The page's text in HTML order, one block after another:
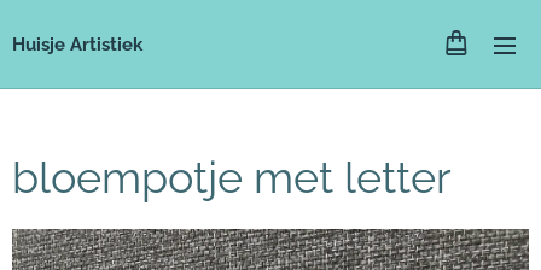
Huisje Artistiek
bloempotje met letter